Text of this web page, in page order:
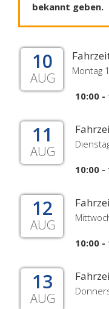
bekannt geben.
10
AUG Montag
10:00 -
11
AUG
10:00 -
12
AUG
10:00 -
13
AUG